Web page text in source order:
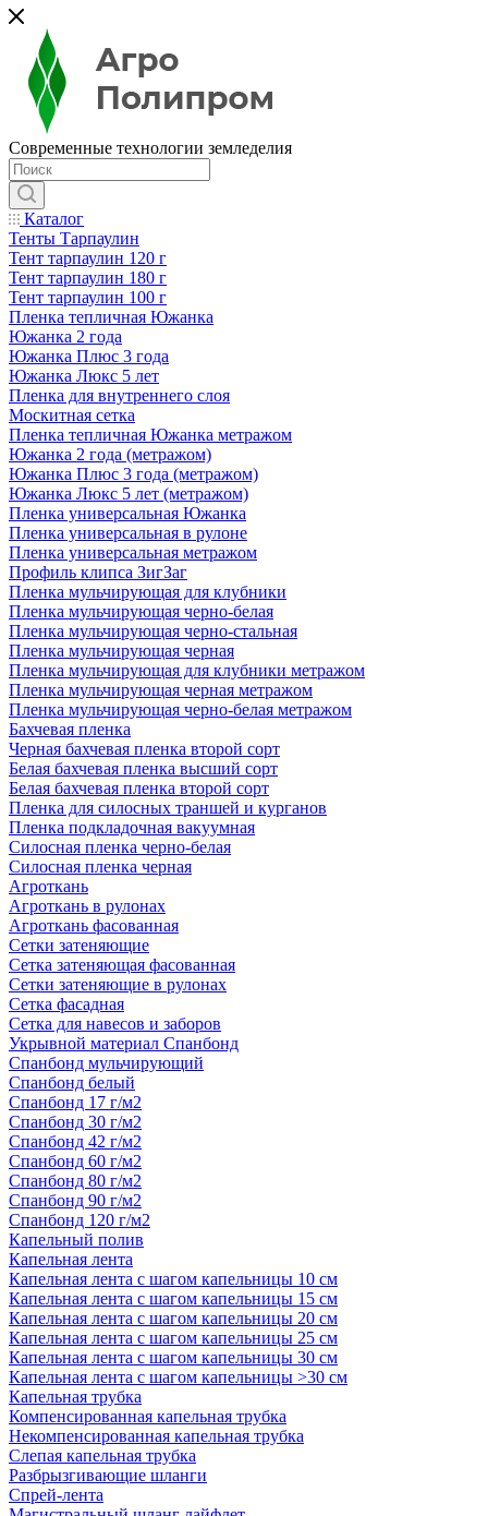
Современные технологии земледелия
Каталог
Тенты Тарпаулин
Тент тарпаулин 120 г
Тент тарпаулин 180 г
Тент тарпаулин 100 г
Пленка тепличная Южанка
Южанка 2 года
Южанка Плюс 3 года
Южанка Люкс 5 лет
Пленка для внутреннего слоя
Москитная сетка
Пленка тепличная Южанка метражом
Южанка 2 года (метражом)
Южанка Плюс 3 года (метражом)
Южанка Люкс 5 лет (метражом)
Пленка универсальная Южанка
Пленка универсальная в рулоне
Пленка универсальная метражом
Профиль клипса ЗигЗаг
Пленка мульчирующая для клубники
Пленка мульчирующая черно-белая
Пленка мульчирующая черно-стальная
Пленка мульчирующая черная
Пленка мульчирующая для клубники метражом
Пленка мульчирующая черная метражом
Пленка мульчирующая черно-белая метражом
Бахчевая пленка
Черная бахчевая пленка второй сорт
Белая бахчевая пленка высший сорт
Белая бахчевая пленка второй сорт
Пленка для силосных траншей и курганов
Пленка подкладочная вакуумная
Силосная пленка черно-белая
Силосная пленка черная
Агроткань
Агроткань в рулонах
Агроткань фасованная
Сетки затеняющие
Сетка затеняющая фасованная
Сетки затеняющие в рулонах
Сетка фасадная
Сетка для навесов и заборов
Укрывной материал Спанбонд
Спанбонд мульчирующий
Спанбонд белый
Спанбонд 17 г/м2
Спанбонд 30 г/м2
Спанбонд 42 г/м2
Спанбонд 60 г/м2
Спанбонд 80 г/м2
Спанбонд 90 г/м2
Спанбонд 120 г/м2
Капельный полив
Капельная лента
Капельная лента с шагом капельницы 10 см
Капельная лента с шагом капельницы 15 см
Капельная лента с шагом капельницы 20 см
Капельная лента с шагом капельницы 25 см
Капельная лента с шагом капельницы 30 см
Капельная лента с шагом капельницы >30 см
Капельная трубка
Компенсированная капельная трубка
Некомпенсированная капельная трубка
Слепая капельная трубка
Разбрызгивающие шланги
Спрей-лента